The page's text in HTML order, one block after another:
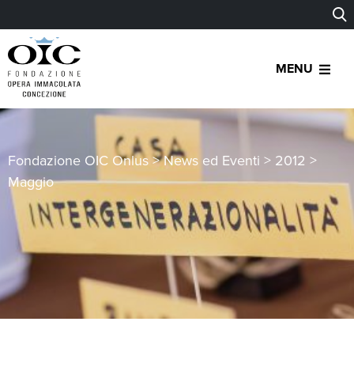
MENU
Fondazione OIC Onlus >News ed Eventi > 2012 >
Maggio